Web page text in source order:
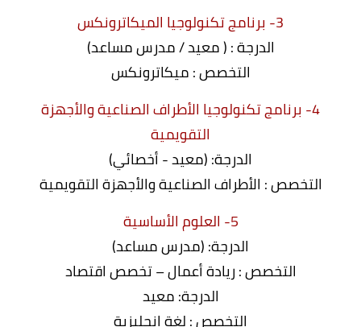
3- برنامج تكنولوجيا الميكاترونكس
الدرجة : ( معيد / مدرس مساعد)
التخصص : ميكاترونكس
4- برنامج تكنولوجيا الأطراف الصناعية والأجهزة
التقويمية
الدرجة: (معيد - أخصائي)
التخصص : الأطراف الصناعية والأجهزة التقويمية
5- العلوم الأساسية
الدرجة: (مدرس مساعد)
التخصص : ريادة أعمال – تخصص اقتصاد
الدرجة: معيد
التخصص : لغة انجليزية